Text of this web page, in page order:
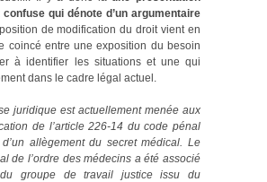
qui dénote d’un argumentaire
de modification du droit vient en
coincé entre une exposition du besoin
à identifier les situations et une qui
dans le cadre légal actuel.
juridique est actuellement menée aux
de l’article 226-14 du code pénal
allègement du secret médical. Le
de l’ordre des médecins a été associé
groupe de travail justice issu du